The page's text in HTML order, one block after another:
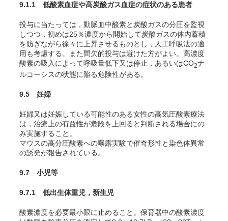
9.1.1 低酸素血症や高炭酸ガス血症の症状のある患者
投与に当たっては，動脈血中酸素と炭酸ガスの分圧を監視
しつつ，初めは25％濃度から開始して炭酸ガスの体内蓄積
を防ぎながら徐々に上昇させるものとし，人工呼吸法の適
用も考慮する。また間欠的投与は避けた方がよい。高濃度
酸素の吸入によって呼吸量低下又は停止，あるいはCO2ナ
ルコーシスの状態に陥る危険性がある 。
9.5 妊婦
妊婦又は妊娠している可能性のある女性の高気圧酸素療法
は，治療上の有益性が危険を上回ると判断される場合にの
み実施すること。
マウスの高分圧酸素への曝露実験で催奇形性と染色体異常
の誘発が報告されている 。
9.7 小児等
9.7.1 低出生体重児，新生児
酸素濃度を必要最小限に止めること。保育器中の酸素濃度